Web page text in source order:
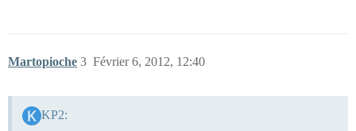
Martopioche Février 6, 2012, 12:40
3
KP2: